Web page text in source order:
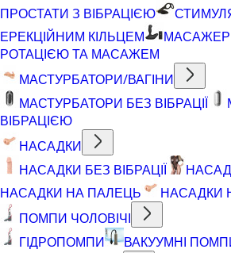
ПРОСТАТИ З ВІБРАЦІЄЮ
ЕРЕКЦІЙНИМ КІЛЬЦЕМ
РОТАЦІЄЮ ТА МАСАЖЕМ
МАСТУРБАТОРИ/ВАГІНИ
МАСТУРБАТОРИ БЕЗ ВІБРАЦІЇ
ВІБРАЦІЄЮ
НАСАДКИ
НАСАДКИ БЕЗ ВІБРАЦІЇ
НАСАДКИ НА ПАЛЕЦЬ
НАСАДКИ
ПОМПИ ЧОЛОВІЧІ
ГІДРОПОМПИ
ВАКУУМНІ